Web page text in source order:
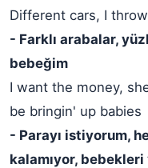
Different cars, I
- Farklı arabalar,
bebeğim
I want the money,
be bringin' up babies
- Parayı istiyorum,
kalamıyor,